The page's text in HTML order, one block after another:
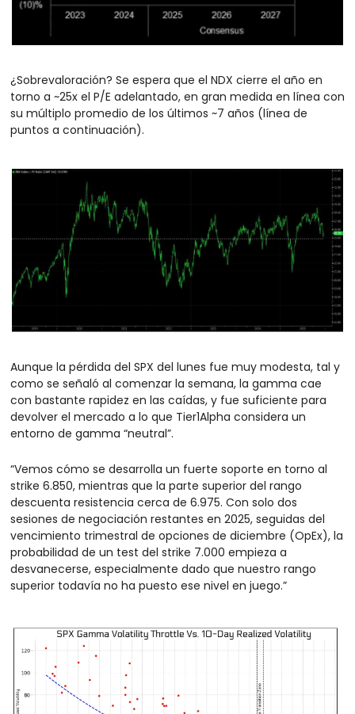
¿Sobrevaloración? Se espera que el NDX cierre el año en
torno a ~25x el P/E adelantado, en gran medida en línea con
su múltiplo promedio de los últimos ~7 años (línea de
puntos a continuación).
Aunque la pérdida del SPX del lunes fue muy modesta, tal y
como se señaló al comenzar la semana, la gamma cae
con bastante rapidez en las caídas, y fue suficiente para
devolver el mercado a lo que Tier1Alpha considera un
entorno de gamma “neutral”.
“Vemos cómo se desarrolla un fuerte soporte en torno al
strike 6.850, mientras que la parte superior del rango
descuenta resistencia cerca de 6.975. Con solo dos
sesiones de negociación restantes en 2025, seguidas del
vencimiento trimestral de opciones de diciembre (OpEx), la
probabilidad de un test del strike 7.000 empieza a
desvanecerse, especialmente dado que nuestro rango
superior todavía no ha puesto ese nivel en juego.”